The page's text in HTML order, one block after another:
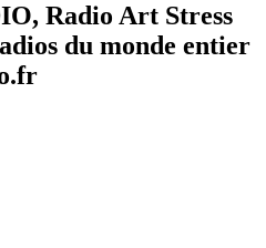
Radio Art Stress
du monde entier